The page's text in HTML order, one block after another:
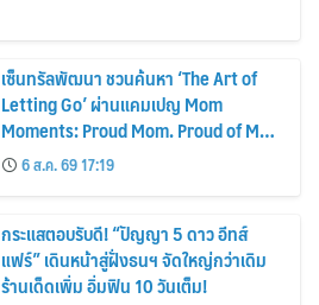
เซ็นทรัลพัฒนา ชวนค้นหา ‘The Art of
Letting Go’ ผ่านแคมเปญ Mom
Moments: Proud Mom. Proud of My
Mom.6 ส.ค. 69 17:19
กระแสตอบรับดี! “ปัญญา 5 ดาว อีทส์
แฟร์” เดินหน้าสู่ฝั่งธนฯ จัดใหญ่กว่าเดิม
ร้านเด็ดเพิ่ม อิ่มฟิน 10 วันเต็ม!